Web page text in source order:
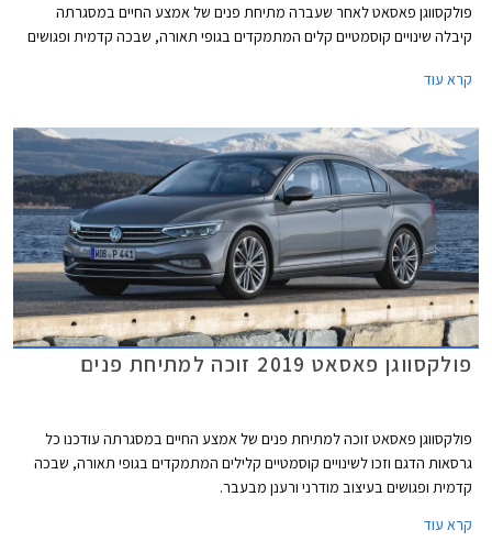
פולקסווגן פאסאט לאחר שעברה מתיחת פנים של אמצע החיים במסגרתה
קיבלה שינויים קוסמטיים קלים המתמקדים בגופי תאורה, שבכה קדמית ופגושים
קרא עוד
פולקסווגן פאסאט 2019 זוכה למתיחת פנים
פולקסווגן פאסאט זוכה למתיחת פנים של אמצע החיים במסגרתה עודכנו כל
גרסאות הדגם וזכו לשינויים קוסמטיים קלילים המתמקדים בגופי תאורה, שבכה
קדמית ופגושים בעיצוב מודרני ורענן מבעבר.
קרא עוד